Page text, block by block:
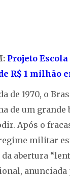
Projeto
R$ 1 milhão
de 1970, o
de um
Após o
militar
abertura
anunciada